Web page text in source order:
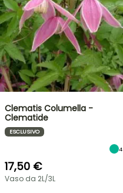
Clematis Columella -
Clematide
ESCLUSIVO
4
17,50 €
Vaso da 2L/3L